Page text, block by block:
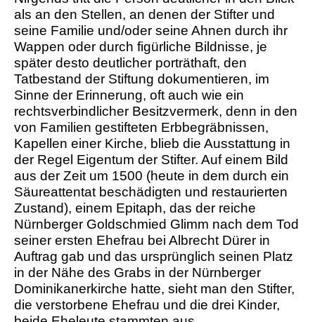
als an den Stellen, an denen der Stifter und
seine Familie und/oder seine Ahnen durch ihr
Wappen oder durch figürliche Bildnisse, je
später desto deutlicher porträthaft, den
Tatbestand der Stiftung dokumentieren, im
Sinne der Erinnerung, oft auch wie ein
rechtsverbindlicher Besitzvermerk, denn in den
von Familien gestifteten Erbbegräbnissen,
Kapellen einer Kirche, blieb die Ausstattung in
der Regel Eigentum der Stifter. Auf einem Bild
aus der Zeit um 1500 (heute in dem durch ein
Säureattentat beschädigten und restaurierten
Zustand), einem Epitaph, das der reiche
Nürnberger Goldschmied Glimm nach dem Tod
seiner ersten Ehefrau bei Albrecht Dürer in
Auftrag gab und das ursprünglich seinen Platz
in der Nähe des Grabs in der Nürnberger
Dominikanerkirche hatte, sieht man den Stifter,
die verstorbene Ehefrau und die drei Kinder,